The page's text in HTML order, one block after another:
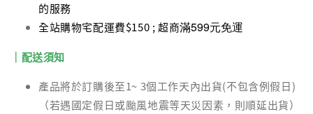
的服務
全站購物宅配運費$150 ; 超商滿599元免運
｜配送須知
產品將於訂購後至1~ 3個工作天內出貨(不包含例假日)
（若遇國定假日或颱風地震等天災因素，則順延出貨）